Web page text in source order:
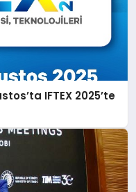
IFTEX 2025’te